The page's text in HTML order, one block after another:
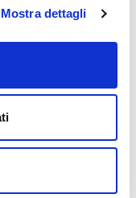
Mostra dettagli
Strategie
La
costruire